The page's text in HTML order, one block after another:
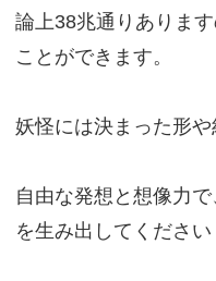
論上38兆通りありま
ことができます。
妖怪には決まった形や
自由な発想と想像力
を生み出してください